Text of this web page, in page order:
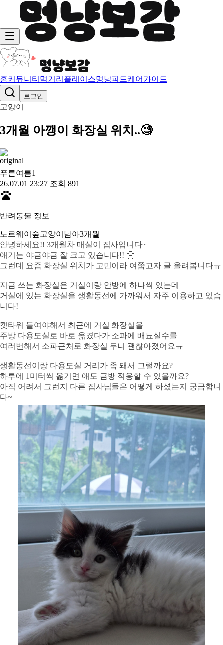
홈커뮤니티 먹거리 플레이스멍냥피드케어가이드
로그인
고양이
3개월 아깽이 화장실 위치..🧐
푸른여름1
26.07.01 23:27 조회 891
반려동물 정보
노르웨이숲고양이 남아3개월
안녕하세요!! 3개월차 매실이 집사입니다~
애기는 야금야금 잘 크고 있습니다!! 🤗
그런데 요즘 화장실 위치가 고민이라 여쭙고자 글 올려봅니다ㅠ
지금 쓰는 화장실은 거실이랑 안방에 하나씩 있는데
거실에 있는 화장실을 생활동선에 가까워서 자주 이용하고 있습
니다!
캣타워 들여야해서 최근에 거실 화장실을
주방 다용도실로 바로 옮겼다가 소파에 배뇨실수를
여러번해서 소파근처로 화장실 두니 괜찮아졌어요ㅠ
생활동선이랑 다용도실 거리가 좀 돼서 그럴까요?
하루에 1미터씩 옮기면 애도 금방 적응할 수 있을까요?
아직 어려서 그런지 다른 집사님들은 어떻게 하셨는지 궁금합니
다~